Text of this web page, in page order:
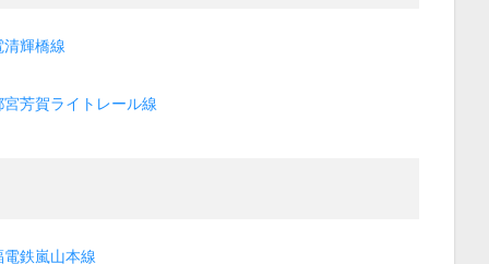
清輝橋線
宮芳賀ライトレール線
電鉄嵐山本線